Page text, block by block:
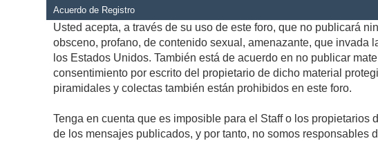
Acuerdo de Registro
Usted acepta, a través de su uso de este foro, que no publicará
obsceno, profano, de contenido sexual, amenazante, que
los Estados Unidos. También está de acuerdo en no publicar
consentimiento por escrito del propietario de dicho material
piramidales y colectas también están prohibidos en este foro.
Tenga en cuenta que es imposible para el Staff o los
de los mensajes publicados, y por tanto, no somos